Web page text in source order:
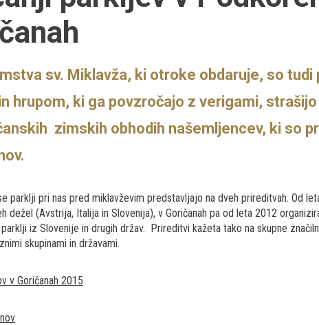
sv. Miklavža, ki otroke obdaruje, so
hrupom, ki ga povzročajo z verigami,
zimskih obhodih našemljencev, ki so
parklji pri nas pred miklavževim predstavljajo na dveh prireditvah. Od
dežel (Avstrija, Italija in Slovenija), v Goričanah pa od leta 2012
iz Slovenije in drugih držav. Prireditvi kažeta tako na skupne
skupinami in državami.
v Goričanah 2015